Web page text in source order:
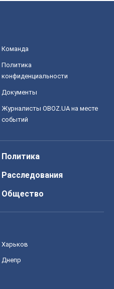
Команда
Политика
конфиденциальности
Документы
Журналисты OBOZ.UA на месте
событий
Политика
Расследования
Общество
Харьков
Днепр